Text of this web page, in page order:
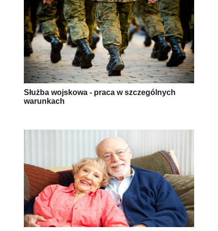
Służba wojskowa - praca w szczególnych
warunkach